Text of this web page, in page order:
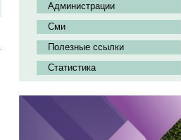
Администрации
Сми
Полезные ссылки
Статистика